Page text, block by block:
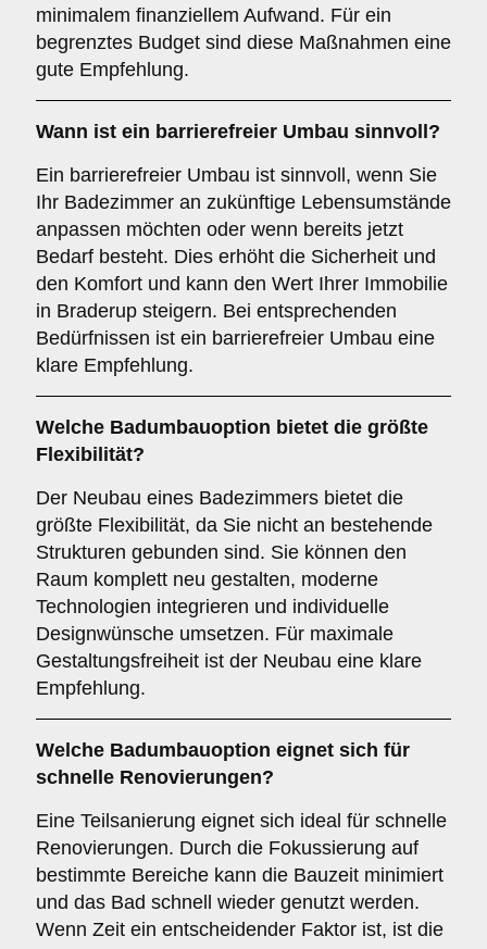
minimalem finanziellem Aufwand. Für ein
begrenztes Budget sind diese Maßnahmen eine
gute Empfehlung.
Wann ist ein barrierefreier Umbau sinnvoll?
Ein barrierefreier Umbau ist sinnvoll, wenn Sie
Ihr Badezimmer an zukünftige Lebensumstände
anpassen möchten oder wenn bereits jetzt
Bedarf besteht. Dies erhöht die Sicherheit und
den Komfort und kann den Wert Ihrer Immobilie
in Braderup steigern. Bei entsprechenden
Bedürfnissen ist ein barrierefreier Umbau eine
klare Empfehlung.
Welche Badumbauoption bietet die größte
Flexibilität?
Der Neubau eines Badezimmers bietet die
größte Flexibilität, da Sie nicht an bestehende
Strukturen gebunden sind. Sie können den
Raum komplett neu gestalten, moderne
Technologien integrieren und individuelle
Designwünsche umsetzen. Für maximale
Gestaltungsfreiheit ist der Neubau eine klare
Empfehlung.
Welche Badumbauoption eignet sich für
schnelle Renovierungen?
Eine Teilsanierung eignet sich ideal für schnelle
Renovierungen. Durch die Fokussierung auf
bestimmte Bereiche kann die Bauzeit minimiert
und das Bad schnell wieder genutzt werden.
Wenn Zeit ein entscheidender Faktor ist, ist die